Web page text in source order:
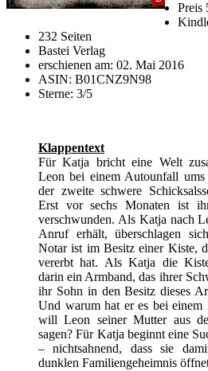
Preis
232 Seiten
Bastei Verlag
erschienen am: 02. Mai 2016
ASIN: B01CNZ9N98
Sterne: 3/5
Klappentext
Für Katja bricht eine Welt
Leon bei einem Autounfall
der zweite schwere
Erst vor sechs Monaten ist
verschwunden. Als Katja nach
Anruf erhält, überschlagen
Notar ist im Besitz einer Kiste,
vererbt hat. Als Katja die
darin ein Armband, das ihrer
ihr Sohn in den Besitz dieses
Und warum hat er es bei einem
will Leon seiner Mutter aus
sagen? Für Katja beginnt eine
– nichtsahnend, dass sie
dunklen Familiengeheimnis